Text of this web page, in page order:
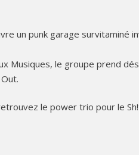
un punk garage survitaminé
Musiques, le groupe prend
le power trio pour le